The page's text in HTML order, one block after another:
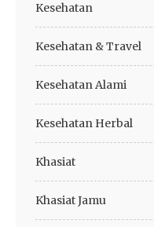
Kesehatan
Kesehatan & Travel
Kesehatan Alami
Kesehatan Herbal
Khasiat
Khasiat Jamu